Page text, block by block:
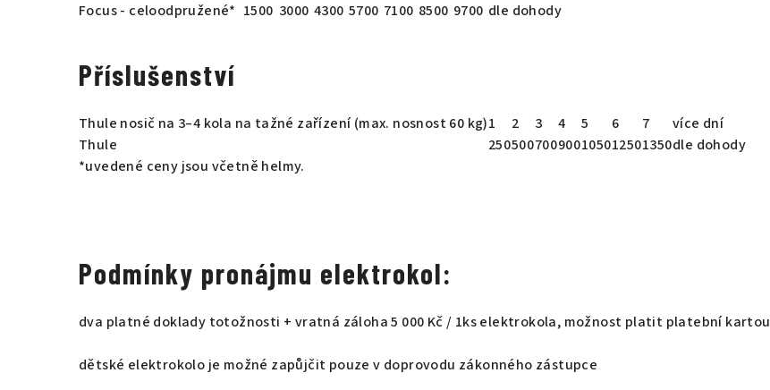
Focus - celoodpružené* 1500 3000 4300 5700 7100 8500 9700 dle dohody
Příslušenství
Thule nosič na 3–4 kola na tažné zařízení (max. nosnost 60 kg)1 2 3 4 5 6 7
více dní
Thule
250500700900105012501350dle dohody
*uvedené ceny jsou včetně helmy.
Podmínky pronájmu elektrokol:
dva platné doklady totožnosti + vratná záloha 5 000 Kč / 1ks elektrokola, možnost platit platební kartou
dětské elektrokolo je možné zapůjčit pouze v doprovodu zákonného zástupce